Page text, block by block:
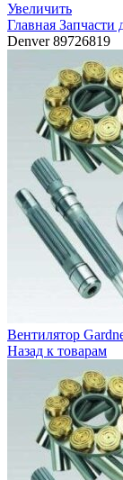
Увеличить
Главная Запчасти
Denver 89726819
Вентилятор
Назад к товарам